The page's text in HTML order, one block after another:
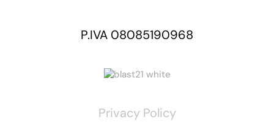
P.IVA 08085190968
Privacy Policy